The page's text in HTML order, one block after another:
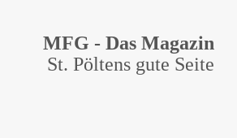
MFG - Das Magazin
St. Pöltens gute Seite